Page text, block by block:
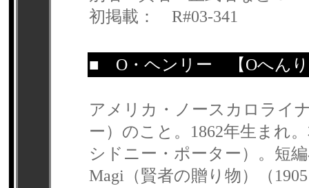
初掲載： R#03-341
■ O・ヘンリー 【Oへん
アメリカ・ノースカロライ
ー）のこと。1862年生まれ
シドニー・ポーター）。短
Magi（賢者の贈り物）（